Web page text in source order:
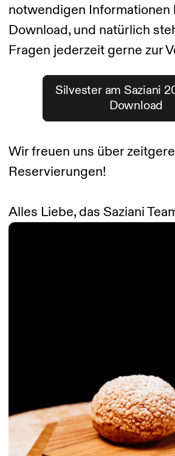
notwendigen Informationen
Download, und natürlich
Fragen jederzeit gerne zur
Silvester am Saziani
Download
Wir freuen uns über
Reservierungen!
Alles Liebe, das Saziani